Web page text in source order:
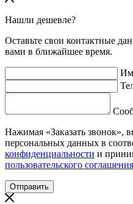
Нашли дешевле?
Оставьте свои контактные
вами в ближайшее время.
Нажимая «Заказать звонок»,
персональных данных в
конфиденциальности и
пользовательского соглашения